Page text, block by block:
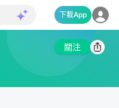
下載App
關注